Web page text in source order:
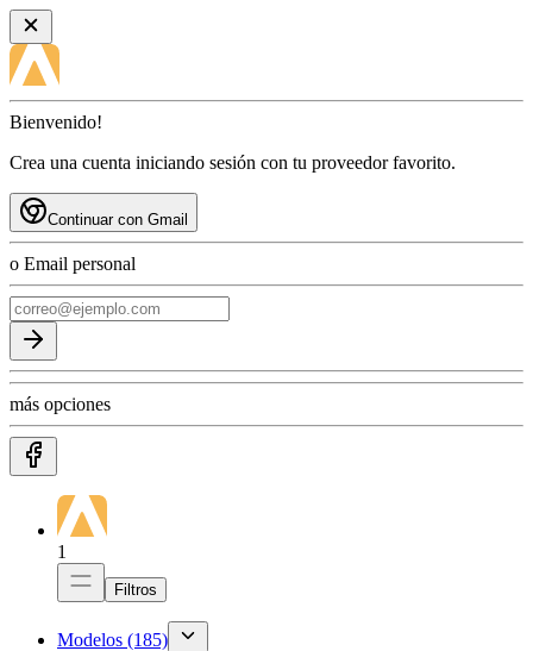
Bienvenido!
Crea una cuenta iniciando sesión con tu proveedor favorito.
Continuar con Gmail
o Email personal
más opciones
1
Filtros
Modelos (185)